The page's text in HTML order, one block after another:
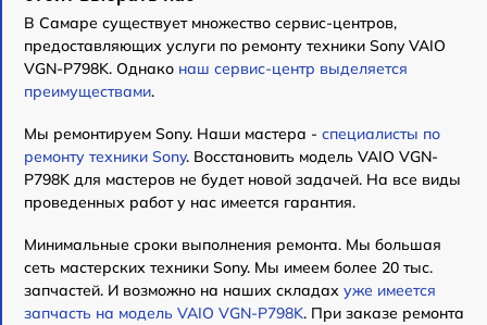
В Самаре существует множество сервис-центров,
предоставляющих услуги по ремонту техники Sony VAIO
VGN-P798K. Однако наш сервис-центр выделяется
преимуществами.
Мы ремонтируем Sony. Наши мастера - специалисты по
ремонту техники Sony. Восстановить модель VAIO VGN-
P798K для мастеров не будет новой задачей. На все виды
проведенных работ у нас имеется гарантия.
Минимальные сроки выполнения ремонта. Мы большая
сеть мастерских техники Sony. Мы имеем более 20 тыс.
запчастей. И возможно на наших складах уже имеется
запчасть на модель VAIO VGN-P798K. При заказе ремонта